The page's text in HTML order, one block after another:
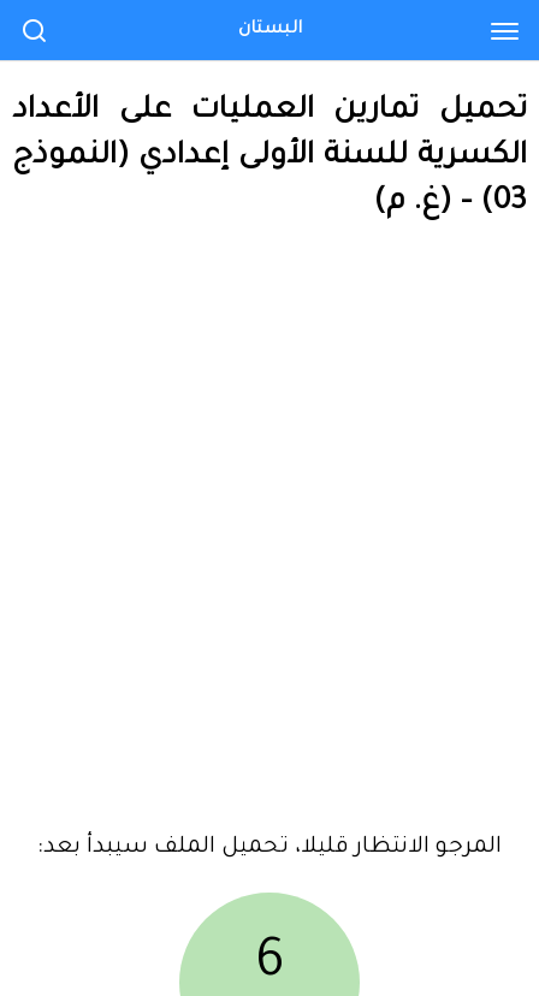
تحميل تمارين العمليات على الأعداد
الكسرية للسنة الأولى إعدادي (النموذج
03) – (غ. م)
المرجو الانتظار قليلا، تحميل الملف سيبدأ بعد:
6
البستان